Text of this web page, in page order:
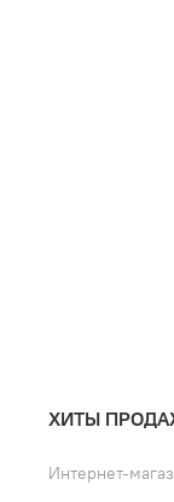
ХИТЫ
Интернет-